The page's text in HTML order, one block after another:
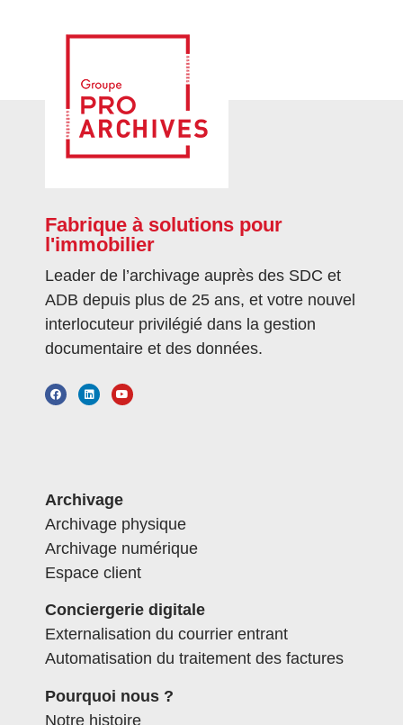
Fabrique à solutions pour
l'immobilier
Leader de l’archivage auprès des SDC et
ADB depuis plus de 25 ans, et votre nouvel
interlocuteur privilégié dans la gestion
documentaire et des données.
Archivage
Archivage physique
Archivage numérique
Espace client
Conciergerie digitale
Externalisation du courrier entrant
Automatisation du traitement des factures
Pourquoi nous ?
Notre histoire